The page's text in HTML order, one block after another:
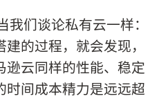
我们谈论私有云一样：
的过程，就会发现，
逊云同样的性能、稳定
间成本精力是远远超